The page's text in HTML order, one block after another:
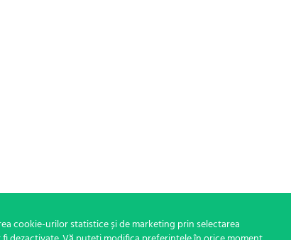
cookie-urilor statistice și de marketing prin selectarea